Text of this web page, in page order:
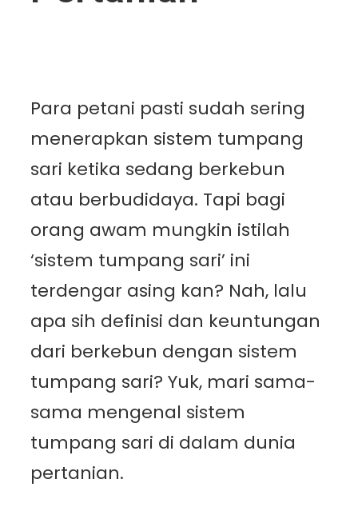
Para petani pasti sudah sering
menerapkan sistem tumpang
sari ketika sedang berkebun
atau berbudidaya. Tapi bagi
orang awam mungkin istilah
‘sistem tumpang sari’ ini
terdengar asing kan? Nah, lalu
apa sih definisi dan keuntungan
dari berkebun dengan sistem
tumpang sari? Yuk, mari sama-
sama mengenal sistem
tumpang sari di dalam dunia
pertanian.